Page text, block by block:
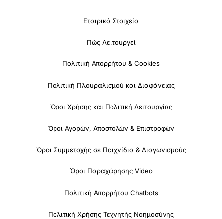
Εταιρικά Στοιχεία
Πώς Λειτουργεί
Πολιτική Απορρήτου & Cookies
Πολιτική Πλουραλισμού και Διαφάνειας
Όροι Χρήσης και Πολιτική Λειτουργίας
Όροι Αγορών, Αποστολών & Επιστροφών
Όροι Συμμετοχής σε Παιχνίδια & Διαγωνισμούς
Όροι Παραχώρησης Video
Πολιτική Απορρήτου Chatbots
Πολιτική Χρήσης Τεχνητής Νοημοσύνης